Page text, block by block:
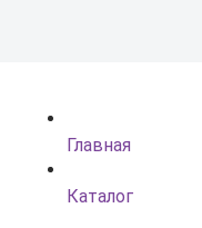
Главная
Каталог